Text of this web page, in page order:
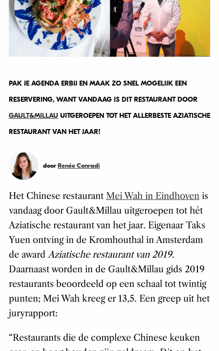
PAK JE AGENDA ERBIJ EN MAAK ZO SNEL MOGELIJK EEN
RESERVERING, WANT VANDAAG IS DIT RESTAURANT DOOR
GAULT&MILLAU UITGEROEPEN TOT HET ALLERBESTE AZIATISCHE
RESTAURANT VAN HET JAAR!
door Renée Conradi
Het Chinese restaurant Mei Wah in Eindhovenis
vandaag door Gault&Millau uitgeroepen tot hét
Aziatische restaurant van het jaar. Eigenaar Taks
Yuen ontving in de Kromhouthal in Amsterdam
de awardAziatische restaurant van 2019.
Daarnaast worden in de Gault&Millau gids 2019
restaurants beoordeeld op een schaal tot twintig
punten; Mei Wah kreeg er 13,5. Een greep uit het
juryrapport:
“Restaurants die de complexe Chinese keuken